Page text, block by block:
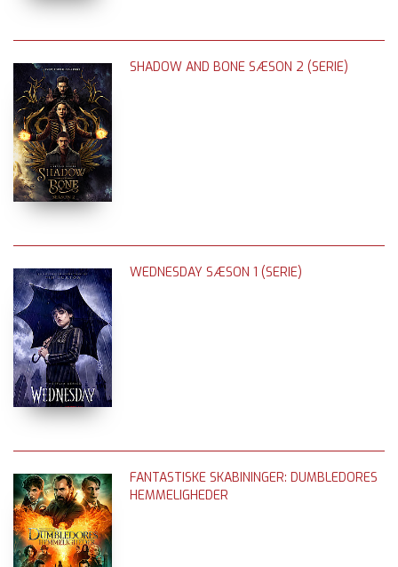
SHADOW AND BONE SÆSON 2 (SERIE)
WEDNESDAY SÆSON 1 (SERIE)
FANTASTISKE SKABININGER: DUMBLEDORES
HEMMELIGHEDER